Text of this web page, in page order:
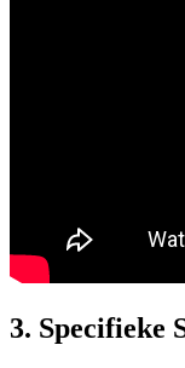
3. Specifieke